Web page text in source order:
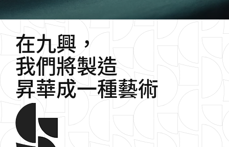
在九興 ，
我們將製造
昇華成一種藝術